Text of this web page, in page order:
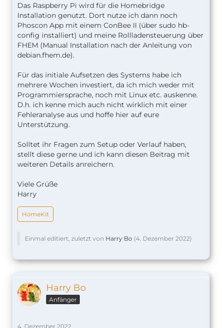
Das Raspberry Pi wird für die Homebridge
Installation genutzt. Dort nutze ich dann noch
Phoscon App mit einem ConBee II (über sudo hb-
config installiert) und meine Rollladensteuerung über
FHEM (Manual Installation nach der Anleitung von
debian.fhem.de).
Für das initiale Aufsetzen des Systems habe ich
mehrere Wochen investiert, da ich mich weder mit
Programmiersprache, noch mit Linux etc. auskenne.
D.h. ich kenne mich auch nicht wirklich mit einer
Fehleranalyse aus und hoffe hier auf eure
Unterstützung.
Solltet ihr Fragen zum Setup oder Verlauf haben,
stellt diese gerne und ich kann diesen Beitrag mit
weiteren Details anreichern.
Viele Grüße
Harry
HomeKit
Einmal editiert, zuletzt von Harry Bo (4. Dezember 2022)
Harry Bo
Anfänger
4. Dezember 2022